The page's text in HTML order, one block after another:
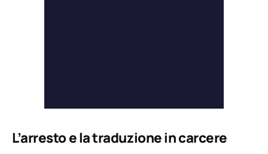
L’arresto e la traduzione in carcere